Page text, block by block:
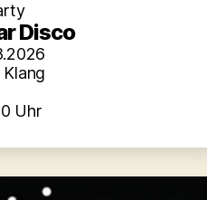
Disco
Klang
Uhr